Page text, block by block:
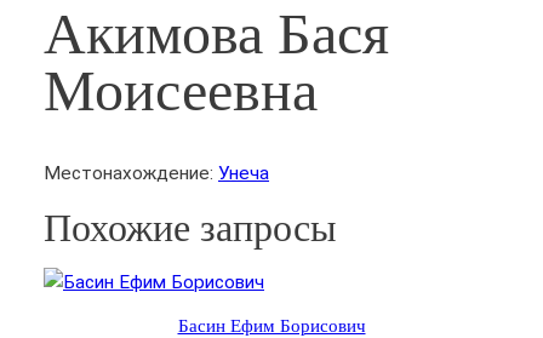
Акимова Бася
Моисеевна
Местонахождение: Унеча
Похожие запросы
Басин Ефим Борисович